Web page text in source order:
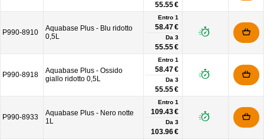
55.55 €
P990-8910
Aquabase Plus - Blu ridotto
0,5L
Entro 1
58.47 €
Da 3
55.55 €
P990-8918
Aquabase Plus - Ossido
giallo ridotto 0,5L
Entro 1
58.47 €
Da 3
55.55 €
P990-8933
Aquabase Plus - Nero notte
1L
Entro 1
109.43 €
Da 3
103.96 €